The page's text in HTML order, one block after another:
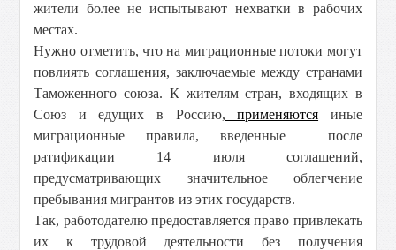
жители более не испытывают нехватки в рабочих
местах.
Нужно отметить, что на миграционные потоки могут
повлиять соглашения, заключаемые между странами
Таможенного союза. К жителям стран, входящих в
Союз и едущих в Россию, применяются иные
миграционные правила, введенные
после
ратификации 14 июля соглашений,
предусматривающих значительное облегчение
пребывания мигрантов из этих государств.
Так, работодателю предоставляется право привлекать
их к трудовой деятельности без получения